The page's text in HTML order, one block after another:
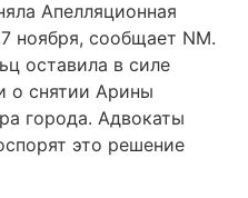
Апелляционная
ноября, сообщает NM.
оставила в силе
о снятии Арины
города. Адвокаты
это решение